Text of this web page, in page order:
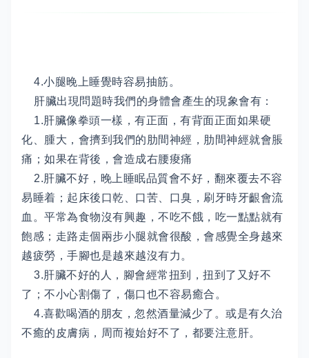
4.小腿晚上睡覺時容易抽筋。
肝臟出現問題時我們的身體會產生的現象會有：
1.肝臟像拳頭一樣，有正面，有背面正面如果硬
化、腫大，會擠到我們的肋間神經，肋間神經就會脹
痛；如果在背後，會造成右腰痠痛
2.肝臟不好，晚上睡眠品質會不好，翻來覆去不容
易睡着；起床後口乾、口苦、口臭，刷牙時牙齦會流
血。平常為食物沒有興趣，不吃不餓，吃一點點就有
飽感；走路走個兩步小腿就會很酸，會感覺全身越來
越疲勞，手腳也是越來越沒有力。
3.肝臟不好的人，腳會經常扭到，扭到了又好不
了；不小心割傷了，傷口也不容易癒合。
4.喜歡喝酒的朋友，忽然酒量減少了。或是有久治
不癒的皮膚病，周而複始好不了，都要注意肝。